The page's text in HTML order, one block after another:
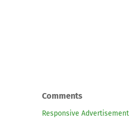
Comments
Responsive Advertisement